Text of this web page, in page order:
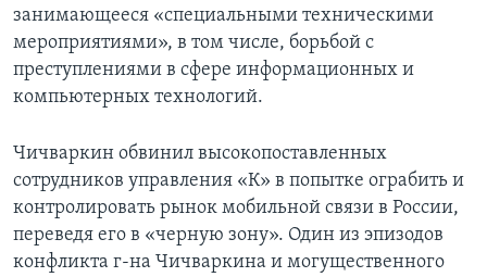
занимающееся «специальными техническими
мероприятиями», в том числе, борьбой с
преступлениями в сфере информационных и
компьютерных технологий.
Чичваркин обвинил высокопоставленных
сотрудников управления «К» в попытке ограбить и
контролировать рынок мобильной связи в России,
переведя его в «черную зону». Один из эпизодов
конфликта г-на Чичваркина и могущественного